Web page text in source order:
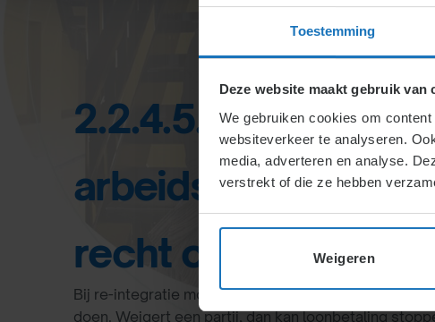
Toestemming
Deze website maakt gebruik van
We gebruiken cookies om
websiteverkeer te analyseren.
media, adverteren en analyse.
verstrekt of die ze hebben
Weigeren
2.2.4.5. Heeft de
recht op andere
Bij re-integratie moeten werkgever en medewerker
doen. Weigert een partij, dan kan loonbetaling